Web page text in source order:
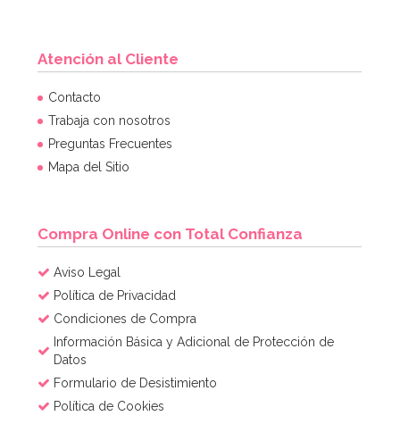
Atención al Cliente
Contacto
Trabaja con nosotros
Preguntas Frecuentes
Mapa del Sitio
Compra Online con Total Confianza
Aviso Legal
Política de Privacidad
Condiciones de Compra
Información Básica y Adicional de Protección de
Datos
Formulario de Desistimiento
Política de Cookies